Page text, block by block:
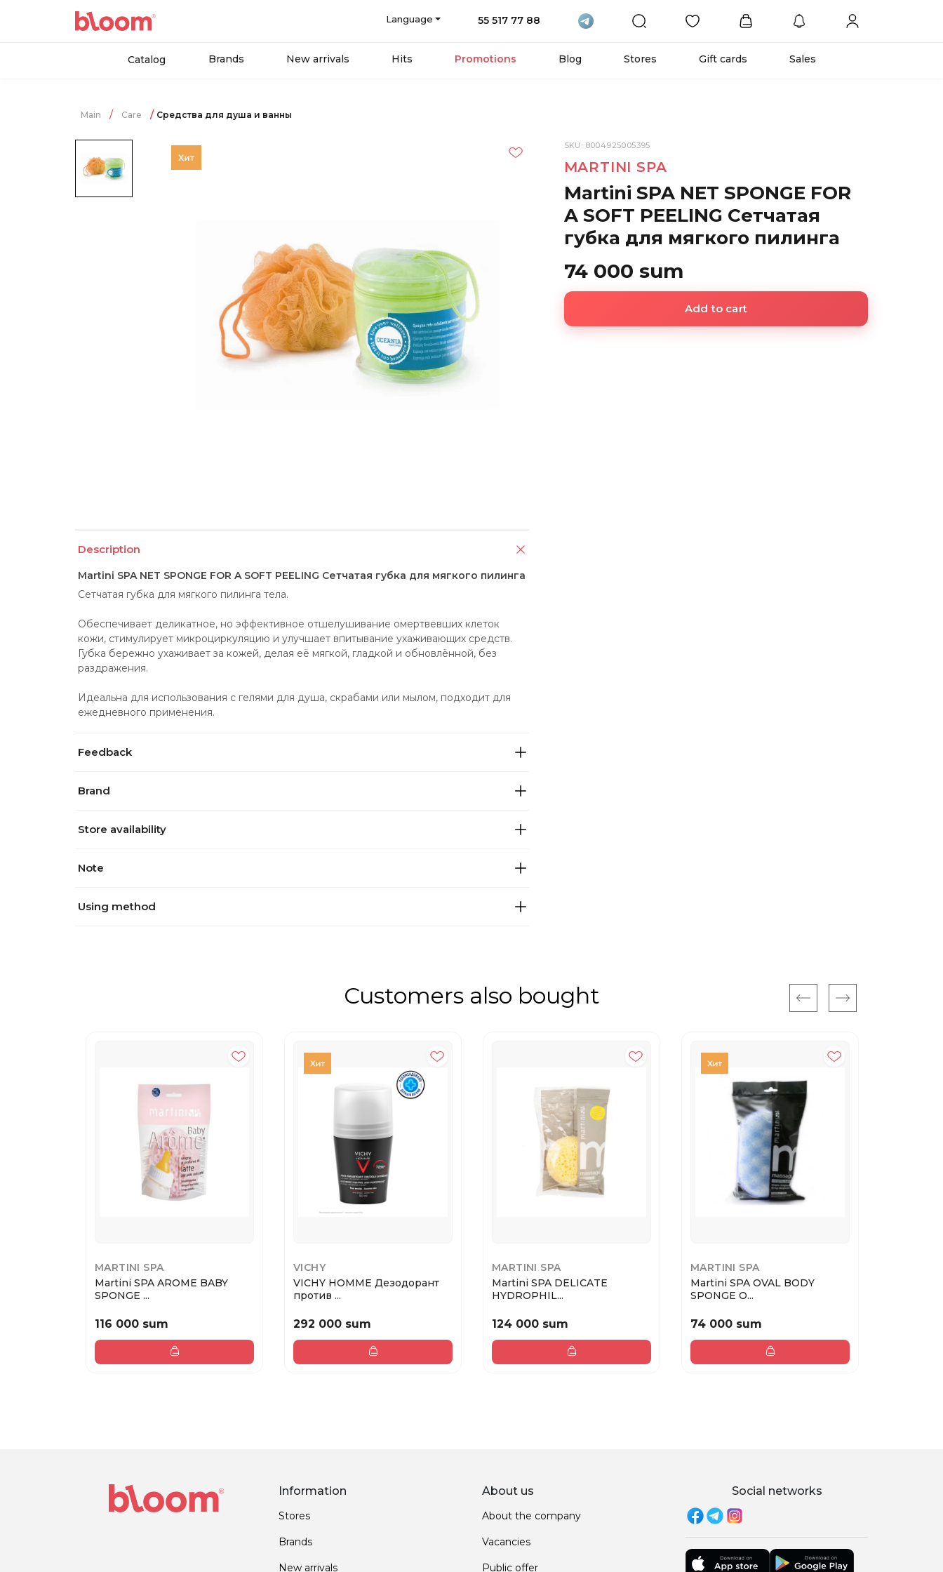
Language 55 517 77 88
Catalog Brands New arrivals Hits Promotions Blog Stores Gift cards Sales
Main Care Средства для душа и ванны
Description
Martini SPA NET SPONGE FOR A SOFT PEELING Сетчатая губка для мягкого пилинга
Сетчатая губка для мягкого пилинга тела.
Обеспечивает деликатное, но эффективное отшелушивание омертвевших клеток
кожи, стимулирует микроциркуляцию и улучшает впитывание ухаживающих средств.
Губка бережно ухаживает за кожей, делая её мягкой, гладкой и обновлённой, без
раздражения.
Идеальна для использования с гелями для душа, скрабами или мылом, подходит для
ежедневного применения.
Feedback
Brand
Store availability
Note
Using method
SKU: 8004925005395
MARTINI SPA
Martini SPA NET SPONGE FOR
A SOFT PEELING Сетчатая
губка для мягкого пилинга
74 000 sum
Add to cart
Customers also bought
MARTINI SPA
Martini SPA AROME BABY
SPONGE ...
116 000 sum
VICHY
VICHY HOMME Дезодорант
против ...
292 000 sum
MARTINI SPA
Martini SPA DELICATE
HYDROPHIL...
124 000 sum
MARTINI SPA
Martini SPA OVAL BODY
SPONGE О...
74 000 sum
Information
Stores
Brands
New arrivals
About us
About the company
Vacancies
Public offer
Social networks